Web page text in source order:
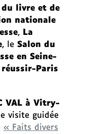
du livre et de
nationale
, La
, le Salon du
en Seine-
Paris
VAL à Vitry-
visite guidée
« Faits divers